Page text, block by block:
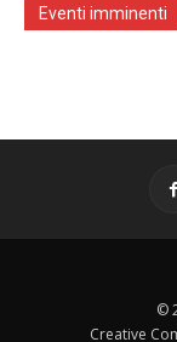
Eventi imminenti
©
Creative